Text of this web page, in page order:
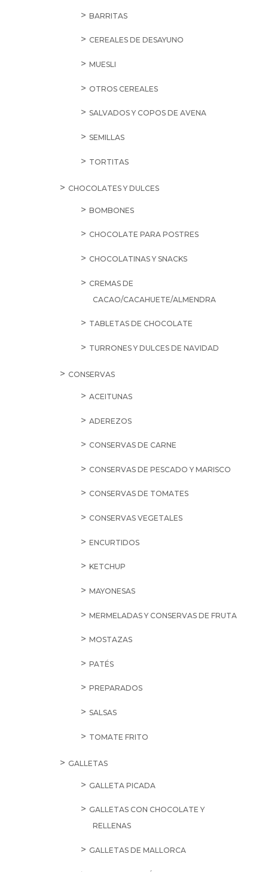
BARRITAS
CEREALES DE DESAYUNO
MUESLI
OTROS CEREALES
SALVADOS Y COPOS DE AVENA
SEMILLAS
TORTITAS
CHOCOLATES Y DULCES
BOMBONES
CHOCOLATE PARA POSTRES
CHOCOLATINAS Y SNACKS
CREMAS DE
CACAO/CACAHUETE/ALMENDRA
TABLETAS DE CHOCOLATE
TURRONES Y DULCES DE NAVIDAD
CONSERVAS
ACEITUNAS
ADEREZOS
CONSERVAS DE CARNE
CONSERVAS DE PESCADO Y MARISCO
CONSERVAS DE TOMATES
CONSERVAS VEGETALES
ENCURTIDOS
KETCHUP
MAYONESAS
MERMELADAS Y CONSERVAS DE FRUTA
MOSTAZAS
PATÉS
PREPARADOS
SALSAS
TOMATE FRITO
GALLETAS
GALLETA PICADA
GALLETAS CON CHOCOLATE Y
RELLENAS
GALLETAS DE MALLORCA